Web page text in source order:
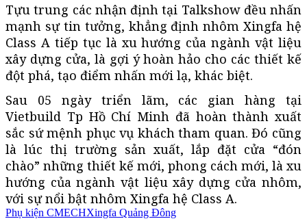
Tựu trung các nhận định tại Talkshow đều nhấn
mạnh sự tin tưởng, khẳng định nhôm Xingfa hệ
Class A tiếp tục là xu hướng của ngành vật liệu
xây dựng cửa, là gợi ý hoàn hảo cho các thiết kế
đột phá, tạo điểm nhấn mới lạ, khác biệt.
Sau 05 ngày triển lãm, các gian hàng tại
Vietbuild Tp Hồ Chí Minh đã hoàn thành xuất
sắc sứ mệnh phục vụ khách tham quan. Đó cũng
là lúc thị trường sản xuất, lắp đặt cửa “đón
chào” những thiết kế mới, phong cách mới, là xu
hướng của ngành vật liệu xây dựng cửa nhôm,
với sự nổi bật nhôm Xingfa hệ Class A.
Phụ kiện CMECHXingfa Quảng Đông